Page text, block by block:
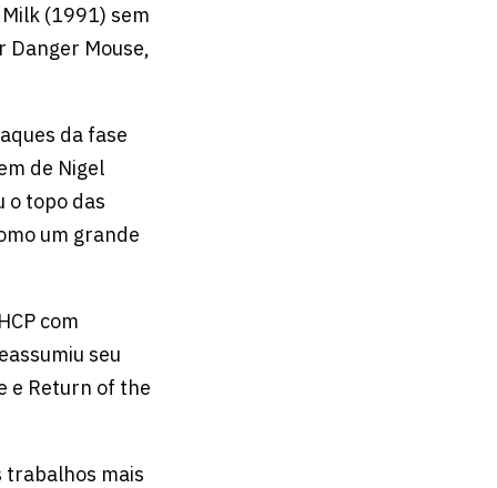
(1991) sem
Danger Mouse,
da fase
de Nigel
o topo das
um grande
com
seu
e Return of the
trabalhos mais